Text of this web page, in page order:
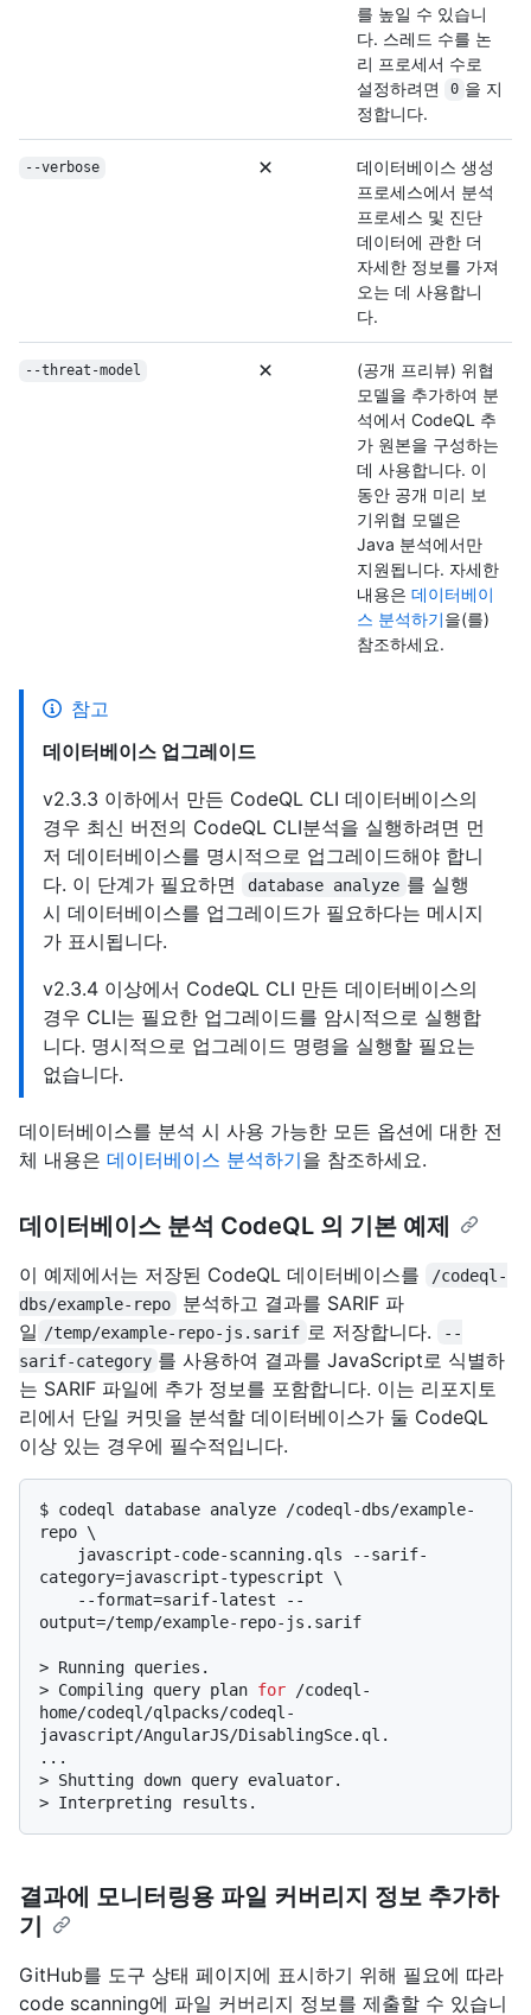
를 높일 수 있습니
다. 스레드 수를 논
리 프로세서 수로
설정하려면
0 을 지
정합니다.
--verbose
데이터베이스 생성
프로세스에서 분석
프로세스 및 진단
데이터에 관한 더
자세한 정보를 가져
오는 데 사용합니
다.
--threat-model
(공개 프리뷰) 위협
모델을 추가하여 분
석에서 CodeQL 추
가 원본을 구성하는
데 사용합니다. 이
동안 공개 미리 보
기위협 모델은
Java 분석에서만
지원됩니다. 자세한
내용은 데이터베이
스 분석하기을(를)
참조하세요.
참고
데이터베이스 업그레이드
v2.3.3 이하에서 만든 CodeQL CLI 데이터베이스의
경우 최신 버전의 CodeQL CLI분석을 실행하려면 먼
저 데이터베이스를 명시적으로 업그레이드해야 합니
다. 이 단계가 필요하면
database analyze 를 실행
시 데이터베이스를 업그레이드가 필요하다는 메시지
가 표시됩니다.
v2.3.4 이상에서 CodeQL CLI 만든 데이터베이스의
경우 CLI는 필요한 업그레이드를 암시적으로 실행합
니다. 명시적으로 업그레이드 명령을 실행할 필요는
없습니다.
데이터베이스를 분석 시 사용 가능한 모든 옵션에 대한 전
체 내용은 데이터베이스 분석하기을 참조하세요.
데이터베이스 분석 CodeQL 의 기본 예제
이 예제에서는 저장된 CodeQL 데이터베이스를
/codeql-
dbs/example-repo
분석하고 결과를 SARIF 파
일 /temp/example-repo-js.sarif 로 저장합니다.
--
sarif-category 를 사용하여 결과를 JavaScript로 식별하
는 SARIF 파일에 추가 정보를 포함합니다. 이는 리포지토
리에서 단일 커밋을 분석할 데이터베이스가 둘 CodeQL
이상 있는 경우에 필수적입니다.
$ codeql database analyze /codeql-dbs/example-
repo \
category=javascript-typescript \
output=/temp/example-repo-js.sarif
> Running queries.
> Compiling query plan for /codeql-
home/codeql/qlpacks/codeql-
javascript/AngularJS/DisablingSce.ql.
> Shutting down query evaluator.
> Interpreting results.
결과에 모니터링용 파일 커버리지 정보 추가하
기
GitHub를 도구 상태 페이지에 표시하기 위해 필요에 따라
code scanning에 파일 커버리지 정보를 제출할 수 있습니